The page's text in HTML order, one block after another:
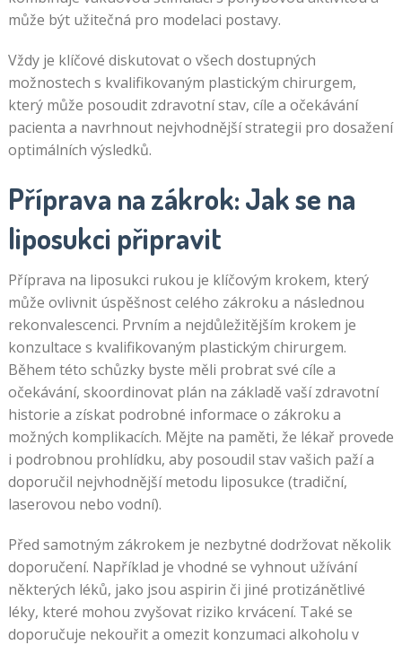
může být užitečná pro modelaci postavy.
Vždy je klíčové diskutovat o všech dostupných
možnostech s kvalifikovaným plastickým chirurgem,
který může posoudit zdravotní stav, cíle a očekávání
pacienta a navrhnout nejvhodnější strategii pro dosažení
optimálních výsledků.
Příprava na zákrok: Jak se na
liposukci připravit
Příprava na liposukci rukou je klíčovým krokem, který
může ovlivnit úspěšnost celého zákroku a následnou
rekonvalescenci. Prvním a nejdůležitějším krokem je
konzultace s kvalifikovaným plastickým chirurgem.
Během této schůzky byste měli probrat své cíle a
očekávání, skoordinovat plán na základě vaší zdravotní
historie a získat podrobné informace o zákroku a
možných komplikacích. Mějte na paměti, že lékař provede
i podrobnou prohlídku, aby posoudil stav vašich paží a
doporučil nejvhodnější metodu liposukce (tradiční,
laserovou nebo vodní).
Před samotným zákrokem je nezbytné dodržovat několik
doporučení. Například je vhodné se vyhnout užívání
některých léků, jako jsou aspirin či jiné protizánětlivé
léky, které mohou zvyšovat riziko krvácení. Také se
doporučuje nekouřit a omezit konzumaci alkoholu v